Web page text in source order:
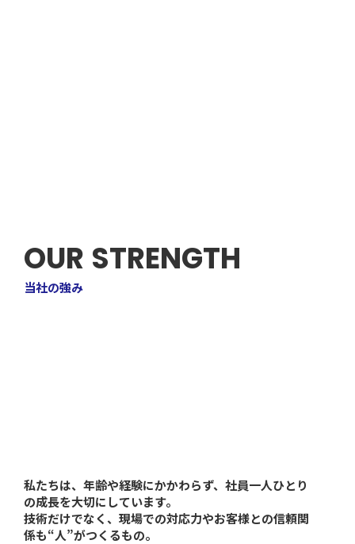
OUR STRENGTH
当社の強み
私たちは、年齢や経験にかかわらず、社員一人ひとり
の成長を大切にしています。
技術だけでなく、現場での対応力やお客様との信頼関
係も“人”がつくるもの。